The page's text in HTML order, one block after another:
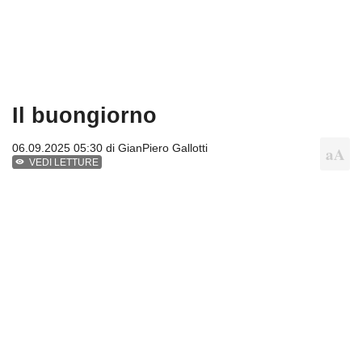
Il buongiorno
06.09.2025 05:30 di GianPiero Gallotti
VEDI LETTURE